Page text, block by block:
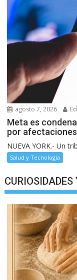
agosto 7, 2026
Meta es
por
NUEVA YORK.- Un
Salud y Tecnología